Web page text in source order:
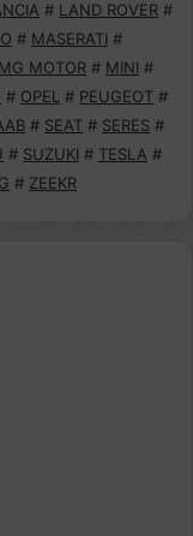
# LAND ROVER #
# MASERATI #
MG MOTOR # MINI #
# OPEL # PEUGEOT #
# SEAT # SERES #
# SUZUKI # TESLA #
# ZEEKR